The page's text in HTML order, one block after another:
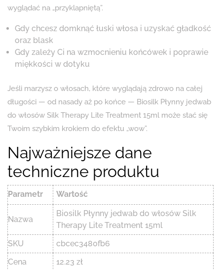
wyglądać na „przyklapniętą”.
Gdy chcesz domknąć łuski włosa i uzyskać gładkość
oraz blask
Gdy zależy Ci na wzmocnieniu końcówek i poprawie
miękkości w dotyku
Jeśli marzysz o włosach, które wyglądają zdrowo na całej
długości — od nasady aż po końce — Biosilk Płynny jedwab
do włosów Silk Therapy Lite Treatment 15ml może stać się
Twoim szybkim krokiem do efektu „wow”.
Najważniejsze dane
techniczne produktu
Parametr Wartość
Nazwa
Biosilk Płynny jedwab do włosów Silk
Therapy Lite Treatment 15ml
SKU
cbcec3480fb6
Cena
12.23 zł